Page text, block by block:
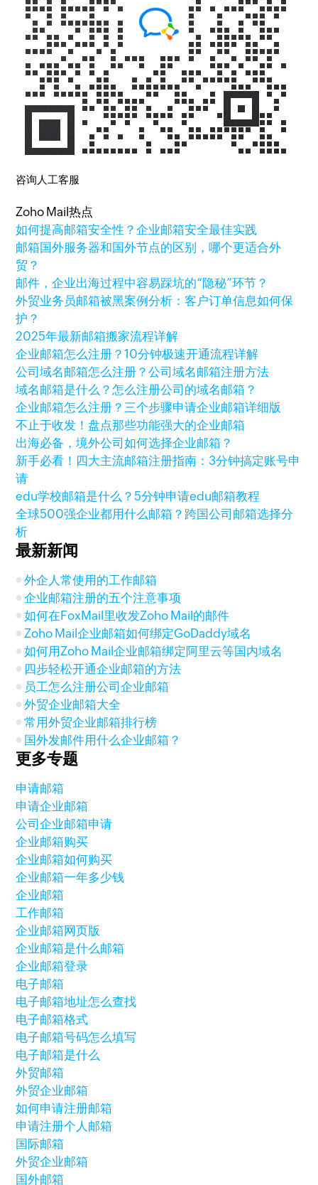
咨询人工客服
Zoho Mail热点
如何提高邮箱安全性？企业邮箱安全最佳实践
邮箱国外服务器和国外节点的区别，哪个更适合外
贸？
邮件，企业出海过程中容易踩坑的“隐秘”环节？
外贸业务员邮箱被黑案例分析：客户订单信息如何保
护？
2025年最新邮箱搬家流程详解
企业邮箱怎么注册？10分钟极速开通流程详解
公司域名邮箱怎么注册？公司域名邮箱注册方法
域名邮箱是什么？怎么注册公司的域名邮箱？
企业邮箱怎么注册？三个步骤申请企业邮箱详细版
不止于收发！盘点那些功能强大的企业邮箱
出海必备，境外公司如何选择企业邮箱？
新手必看！四大主流邮箱注册指南：3分钟搞定账号申
请
edu学校邮箱是什么？5分钟申请edu邮箱教程
全球500强企业都用什么邮箱？跨国公司邮箱选择分
析
最新新闻
外企人常使用的工作邮箱
企业邮箱注册的五个注意事项
如何在FoxMail里收发Zoho Mail的邮件
Zoho Mail企业邮箱如何绑定GoDaddy域名
如何用Zoho Mail企业邮箱绑定阿里云等国内域名
四步轻松开通企业邮箱的方法
员工怎么注册公司企业邮箱
外贸企业邮箱大全
常用外贸企业邮箱排行榜
国外发邮件用什么企业邮箱？
更多专题
申请邮箱
申请企业邮箱
公司企业邮箱申请
企业邮箱购买
企业邮箱如何购买
企业邮箱一年多少钱
企业邮箱
工作邮箱
企业邮箱网页版
企业邮箱是什么邮箱
企业邮箱登录
电子邮箱
电子邮箱地址怎么查找
电子邮箱格式
电子邮箱号码怎么填写
电子邮箱是什么
外贸邮箱
外贸企业邮箱
如何申请注册邮箱
申请注册个人邮箱
国际邮箱
外贸企业邮箱
国外邮箱